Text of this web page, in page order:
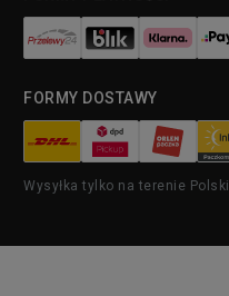
FORMY DOSTAWY
Wysyłka tylko na terenie Polski